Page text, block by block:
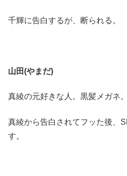
千輝に告白するが、断られる。
山田(やまだ)
真綾の元好きな人。黒髪メガネ。
真綾から告白されてフッた後、
す。